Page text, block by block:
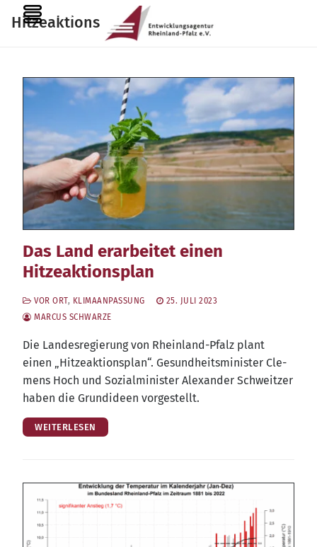
Inhalt
Hitzeaktionsplan
Das Land erarbeitet einen
Hitzeaktionsplan
VOR ORT, KLIMAANPASSUNG
25. JULI 2023
MARCUS SCHWARZE
Die Lan­des­re­gie­rung von Rhein­land-Pfalz plant
einen „Hit­ze­ak­ti­ons­plan“. Gesund­heits­mi­nis­ter Cle­
mens Hoch und Sozi­al­mi­nis­ter Alex­an­der Schweit­zer
haben die Grund­ideen vorgestellt.
WEITERLESEN
MENU